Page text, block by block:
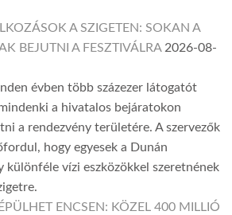
A SZIGETEN: SOKAN A
BEJUTNI A FESZTIVÁLRA 2026-08-
évben több százezer látogatót
a hivatalos bejáratokon
a rendezvény területére. A szervezők
hogy egyesek a Dunán
különféle vízi eszközökkel szeretnének
ENCSEN: KÖZEL 400 MILLIÓ